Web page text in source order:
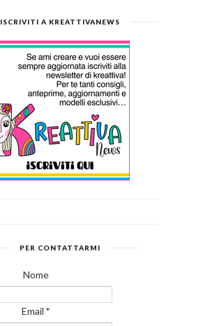
ISCRIVITI A KREATTIVANEWS
PER CONTATTARMI
Nome
Email *